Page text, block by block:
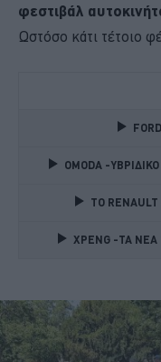
φεστιβάλ
Ωστόσο κάτι τέτοιο
OMODA -
TO
XPENG -ΤΑ